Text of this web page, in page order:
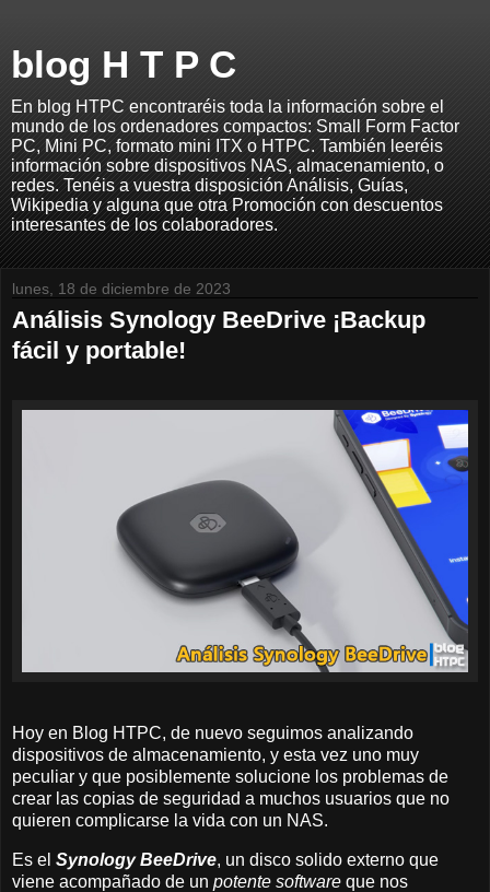
blog H T P C
En blog HTPC encontraréis toda la información sobre el
mundo de los ordenadores compactos: Small Form Factor
PC, Mini PC, formato mini ITX o HTPC. También leeréis
información sobre dispositivos NAS, almacenamiento, o
redes. Tenéis a vuestra disposición Análisis, Guías,
Wikipedia y alguna que otra Promoción con descuentos
interesantes de los colaboradores.
lunes, 18 de diciembre de 2023
Análisis Synology BeeDrive ¡Backup
fácil y portable!
Hoy en Blog HTPC, de nuevo seguimos analizando
dispositivos de almacenamiento, y esta vez uno muy
peculiar y que posiblemente solucione los problemas de
crear las copias de seguridad a muchos usuarios que no
quieren complicarse la vida con un NAS.
Es el Synology BeeDrive, un disco solido externo que
viene acompañado de un potente software que nos